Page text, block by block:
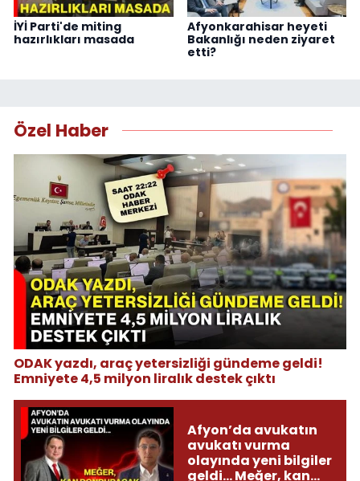
İYİ Parti'de miting
hazırlıkları masada
Afyonkarahisar heyeti
Bakanlığı neden ziyaret
etti?
Özel Haber
ODAK yazdı, araç yetersizliği gündeme geldi!
Emniyete 4,5 milyon liralık destek çıktı
Afyon’da avukatın
avukatı vurma
olayında yeni bilgiler
geldi... Meğer, kan